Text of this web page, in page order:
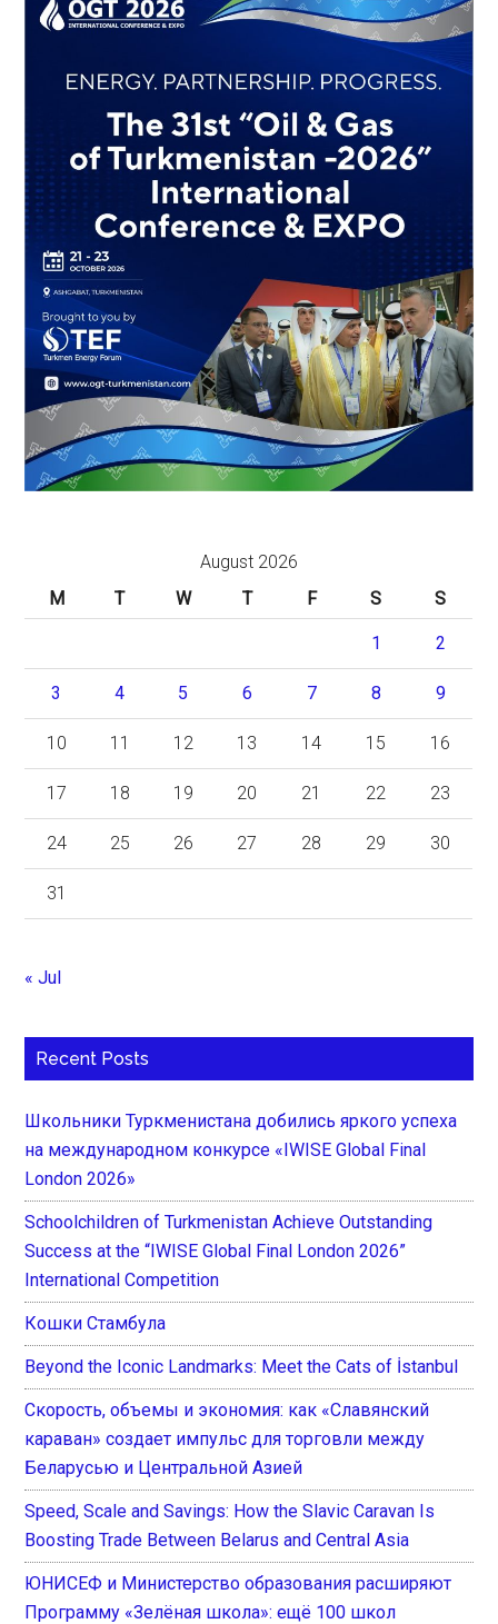
August 2026
M
T W T F S S
1 2
3 4 5 6 7 8 9
10 11 12 13 14 15 16
17 18 19 20 21 22 23
24 25 26 27 28 29 30
31
« Jul
Recent Posts
Школьники Туркменистана добились яркого успеха
на международном конкурсе «IWISE Global Final
London 2026»
Schoolchildren of Turkmenistan Achieve Outstanding
Success at the “IWISE Global Final London 2026”
International Competition
Кошки Стамбула
Beyond the Iconic Landmarks: Meet the Cats of İstanbul
Скорость, объемы и экономия: как «Славянский
караван» создает импульс для торговли между
Беларусью и Центральной Азией
Speed, Scale and Savings: How the Slavic Caravan Is
Boosting Trade Between Belarus and Central Asia
ЮНИСЕФ и Министерство образования расширяют
Программу «Зелёная школа»: ещё 100 школ